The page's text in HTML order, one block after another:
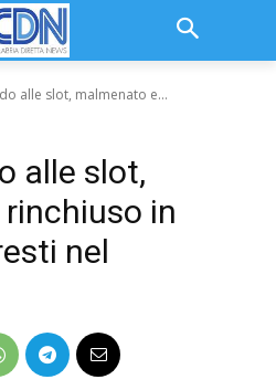
alle slot, malmenato e...
alle slot,
in
nel